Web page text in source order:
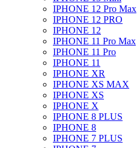
IPHONE 12 Pro Max
IPHONE 12 PRO
IPHONE 12
IPHONE 11 Pro Max
IPHONE 11 Pro
IPHONE 11
IPHONE XR
IPHONE XS MAX
IPHONE XS
IPHONE X
IPHONE 8 PLUS
IPHONE 8
IPHONE 7 PLUS